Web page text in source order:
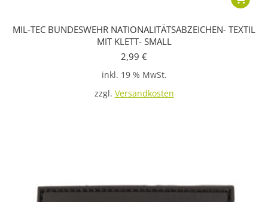
MIL-TEC BUNDESWEHR NATIONALITÄTSABZEICHEN- TEXTIL
MIT KLETT- SMALL
2,99 €
inkl. 19 % MwSt.
zzgl. Versandkosten